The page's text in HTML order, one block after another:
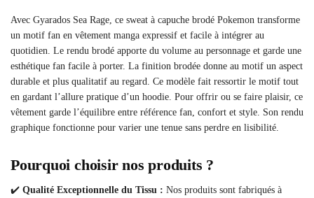
Avec Gyarados Sea Rage, ce sweat à capuche brodé Pokemon transforme
un motif fan en vêtement manga expressif et facile à intégrer au
quotidien. Le rendu brodé apporte du volume au personnage et garde une
esthétique fan facile à porter. La finition brodée donne au motif un aspect
durable et plus qualitatif au regard. Ce modèle fait ressortir le motif tout
en gardant l’allure pratique d’un hoodie. Pour offrir ou se faire plaisir, ce
vêtement garde l’équilibre entre référence fan, confort et style. Son rendu
graphique fonctionne pour varier une tenue sans perdre en lisibilité.
Pourquoi choisir nos produits ?
✔️ Qualité Exceptionnelle du Tissu : Nos produits sont fabriqués à